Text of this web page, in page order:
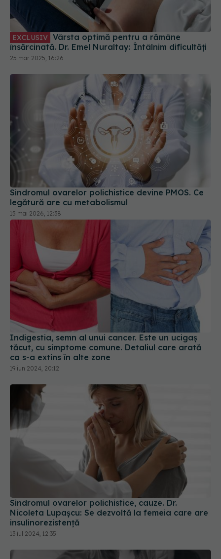
însărcinată. Dr. Emel Nuraltay: Întâlnim dificultăți
25 mar 2025, 16:26
Sindromul ovarelor polichistice devine PMOS. Ce
legătură are cu metabolismul
15 mai 2026, 12:38
Indigestia, semn al unui cancer. Este un ucigaș
tăcut, cu simptome comune. Detaliul care arată
ca s-a extins în alte zone
19 iun 2024, 20:12
Sindromul ovarelor polichistice, cauze. Dr.
Nicoleta Lupașcu: Se dezvoltă la femeia care are